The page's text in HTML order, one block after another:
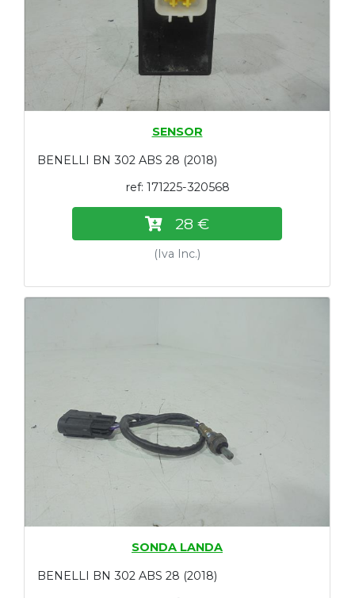
SENSOR
BENELLI BN 302 ABS 28 (2018)
ref: 171225-320568
28 €
(Iva Inc.)
SONDA LANDA
BENELLI BN 302 ABS 28 (2018)